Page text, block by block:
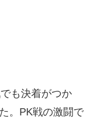
も決着がつか
。PK戦の激闘で